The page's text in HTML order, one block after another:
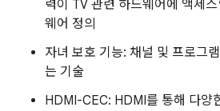
력이 TV 관련 하드웨어에 액세
웨어 정의
자녀 보호 기능: 채널 및 프로그
는 기술
HDMI-CEC: HDMI를 통해 다양